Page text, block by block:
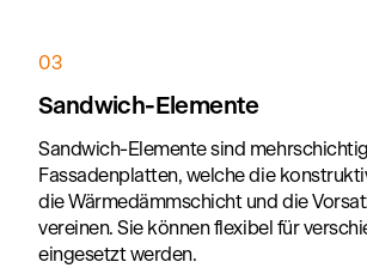
03
Sandwich-Elemente
Sandwich-Elemente sind
Fassadenplatten, welche die
die Wärmedämmschicht und die
vereinen. Sie können flexibel für
eingesetzt werden.